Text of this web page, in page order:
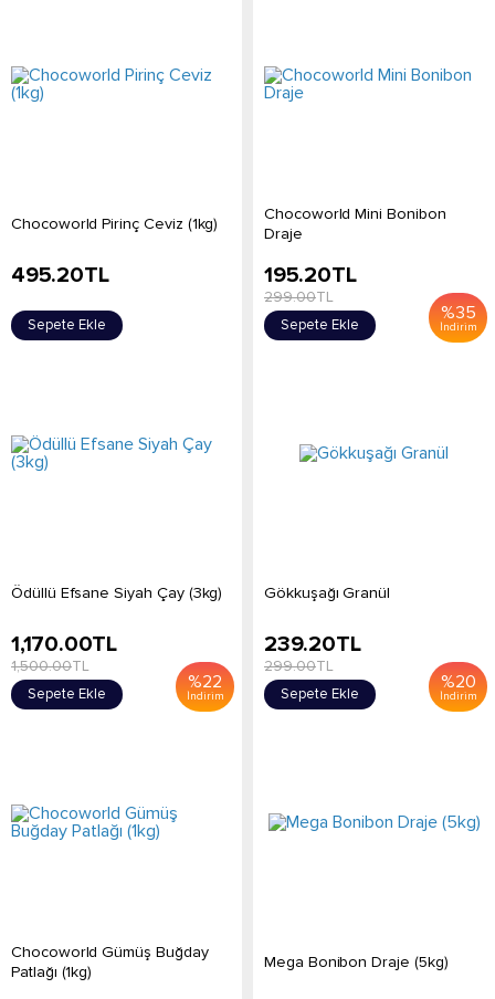
Chocoworld Pirinç Ceviz (1kg)
495.20TL
Sepete Ekle
Chocoworld Mini Bonibon
Draje
%35
İndirim
195.20TL
299.00TL
Sepete Ekle
Ödüllü Efsane Siyah Çay (3kg)
%22
İndirim
1,170.00TL
1,500.00TL
Sepete Ekle
Gökkuşağı Granül
%20
İndirim
239.20TL
299.00TL
Sepete Ekle
Chocoworld Gümüş Buğday
Patlağı (1kg)
Mega Bonibon Draje (5kg)